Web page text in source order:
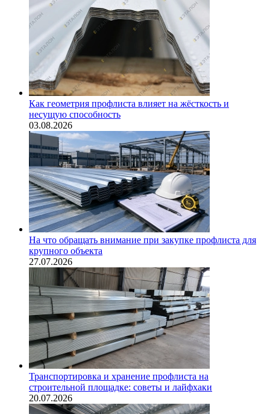
Как геометрия профлиста влияет на жёсткость и
несущую способность
03.08.2026
На что обращать внимание при закупке профлиста для
крупного объекта
27.07.2026
Транспортировка и хранение профлиста на
строительной площадке: советы и лайфхаки
20.07.2026